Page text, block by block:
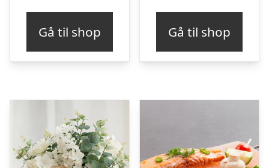
Gå til shop Gå til shop